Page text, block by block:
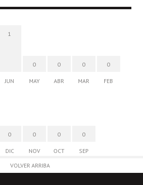
1
JUN
0
MAY
0
ABR
0
MAR
0
FEB
0
DIC
0
NOV
0
OCT
0
SEP
VOLVER ARRIBA